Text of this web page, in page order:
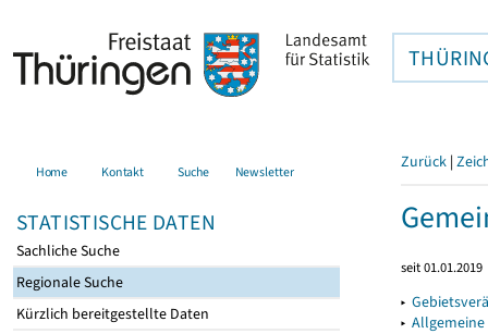
Home Kontakt Suche Newsletter
STATISTISCHE DATEN
Sachliche Suche
Regionale Suche
Kürzlich bereitgestellte Daten
Zurück |
seit 01.01.2019
▸
▸